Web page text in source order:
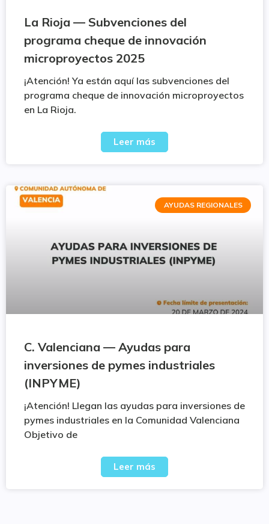
La Rioja — Subvenciones del
programa cheque de innovación
microproyectos 2025
¡Atención! Ya están aquí las subvenciones del
programa cheque de innovación microproyectos
en La Rioja.
Leer más
AYUDAS REGIONALES
C. Valenciana — Ayudas para
inversiones de pymes industriales
(INPYME)
¡Atención! Llegan las ayudas para inversiones de
pymes industriales en la Comunidad Valenciana
Objetivo de
Leer más